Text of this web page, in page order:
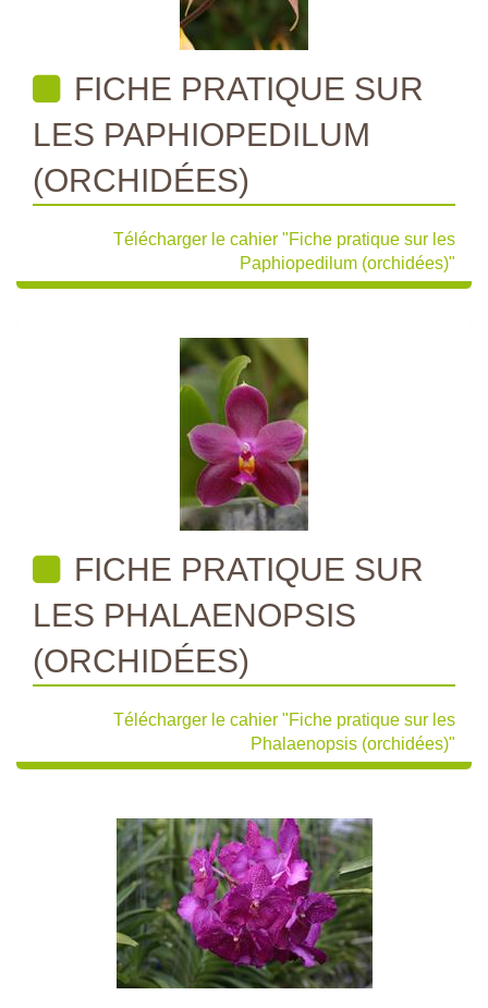
FICHE PRATIQUE SUR
LES PAPHIOPEDILUM
(ORCHIDÉES)
Télécharger le cahier "Fiche pratique sur les
Paphiopedilum (orchidées)"
FICHE PRATIQUE SUR
LES PHALAENOPSIS
(ORCHIDÉES)
Télécharger le cahier "Fiche pratique sur les
Phalaenopsis (orchidées)"